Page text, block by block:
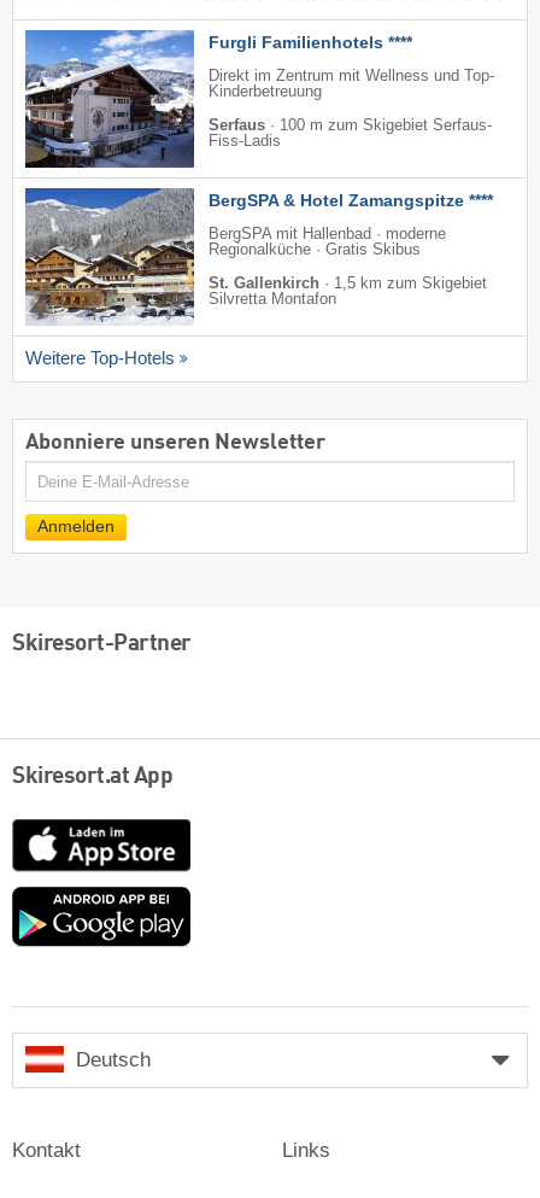
Furgli Familienhotels ****
Direkt im Zentrum mit Wellness und Top-
Kinderbetreuung
Serfaus · 100 m zum Skigebiet Serfaus-
Fiss-Ladis
BergSPA & Hotel Zamangspitze ****
BergSPA mit Hallenbad · moderne
Regionalküche · Gratis Skibus
St. Gallenkirch · 1,5 km zum Skigebiet
Silvretta Montafon
Weitere Top-Hotels
Abonniere unseren Newsletter
E-
Mail
Anmelden
Skiresort-Partner
Skiresort.at App
App
Store
Google
Deutsch
Kontakt Links